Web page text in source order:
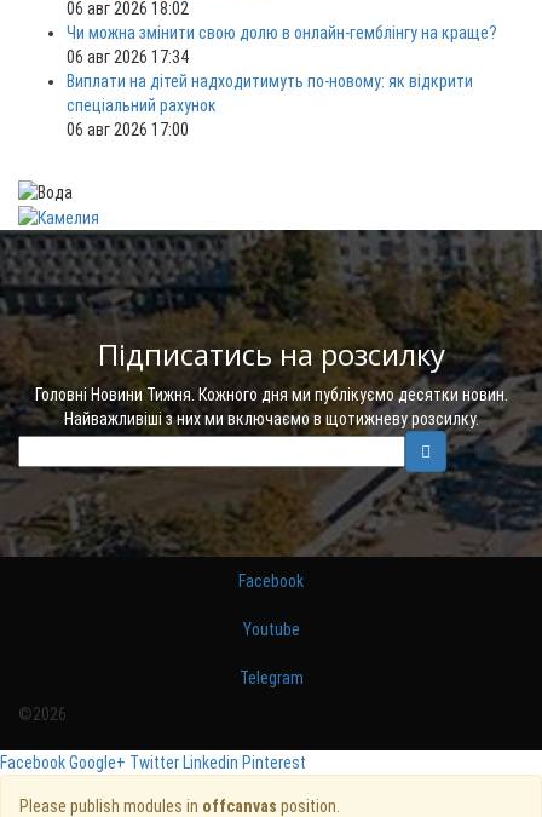
06 авг 2026 18:02
Чи можна змінити свою долю в онлайн-гемблінгу на краще?
06 авг 2026 17:34
Виплати на дітей надходитимуть по-новому: як відкрити
спеціальний рахунок
06 авг 2026 17:00
Підписатись на розсилку
Головні Новини Тижня. Кожного дня ми публікуємо десятки новин.
Найважливіші з них ми включаємо в щотижневу розсилку.
Facebook
Youtube
Telegram
©2026
FacebookGoogle+ Twitter Linkedin Pinterest
Please publish modules in offcanvas position.